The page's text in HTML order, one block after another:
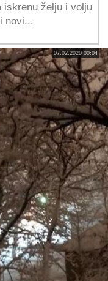
iskrenu želju i volju
novi...
07.02.2020 00:04